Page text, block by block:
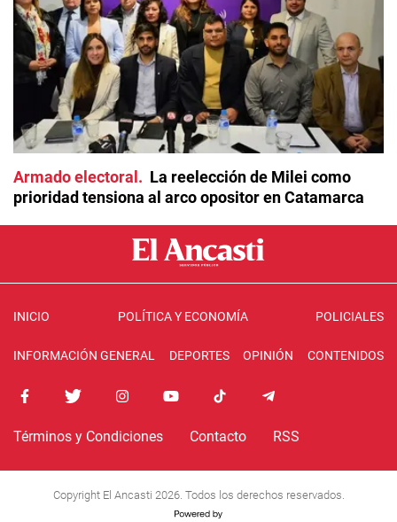
Armado electoral
La reelección de Milei como
prioridad tensiona al arco opositor en Catamarca
INICIO POLÍTICA Y ECONOMÍA POLICIALES
INFORMACIÓN GENERAL DEPORTES OPINIÓN CONTENIDOS
Términos y Condiciones Contacto RSS
Copyright El Ancasti 2026. Todos los derechos reservados.